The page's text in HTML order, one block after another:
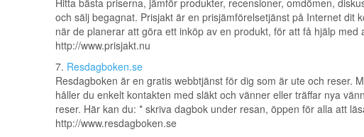
Hitta bästa priserna, jämför produkter, recensioner, omdömen,
och sälj begagnat. Prisjakt är en prisjämförelsetjänst på Internet dit
när de planerar att göra ett inköp av en produkt, för att få hjälp med
http://www.prisjakt.nu
7. Resdagboken.se
Resdagboken är en gratis webbtjänst för dig som är ute och reser.
håller du enkelt kontakten med släkt och vänner eller träffar nya
reser. Här kan du: * skriva dagbok under resan, öppen för alla att
http://www.resdagboken.se